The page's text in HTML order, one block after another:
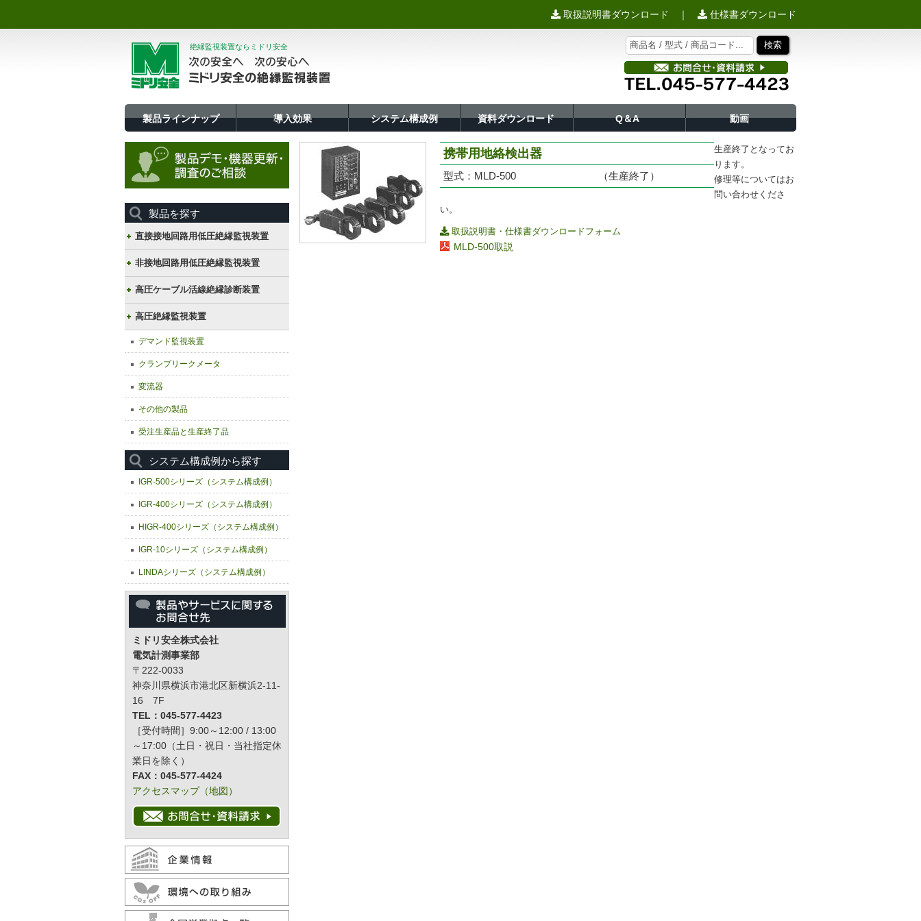
取扱説明書ダウンロード ｜ 仕様書ダウンロード
絶縁監視装置ならミドリ安全
製品ラインナップ 導入効果 システム構成例 資料ダウンロード Q＆A 動画
製品を探す
直接接地回路用低圧絶縁監視装置
非接地回路用低圧絶縁監視装置
高圧ケーブル活線絶縁診断装置
高圧絶縁監視装置
デマンド監視装置
クランプリークメータ
変流器
その他の製品
受注生産品と生産終了品
システム構成例から探す
IGR-500シリーズ（システム構成例）
IGR-400シリーズ（システム構成例）
HIGR-400シリーズ（システム構成例）
IGR-10シリーズ（システム構成例）
LINDAシリーズ（システム構成例）
ミドリ安全株式会社
電気計測事業部
〒222-0033
神奈川県横浜市港北区新横浜2-11-
16 7F
TEL：045-577-4423
［受付時間］9:00～12:00 / 13:00
～17:00（土日・祝日・当社指定休
業日を除く）
FAX：045-577-4424
アクセスマップ（地図）
携帯用地絡検出器
型式：MLD-500 （生産終了）
生産終了となってお
ります。
修理等についてはお
問い合わせくださ
い。
取扱説明書・仕様書ダウンロードフォーム
MLD-500取説